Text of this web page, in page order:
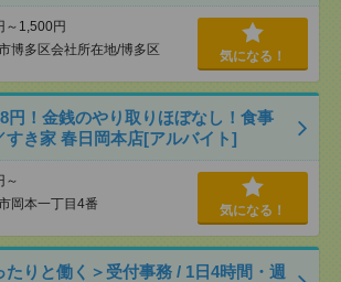
～1,500円
博多区会社所在地/博多区 気になる！
円！金銭のやり取りほぼなし！食事
き家 春日岡本店[アルバイト]
～
岡本一丁目4番 気になる！
たりと働く＞受付事務 / 1日4時間・週